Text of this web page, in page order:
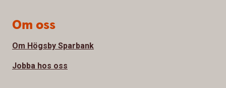
Om oss
Om Högsby Sparbank
Jobba hos oss